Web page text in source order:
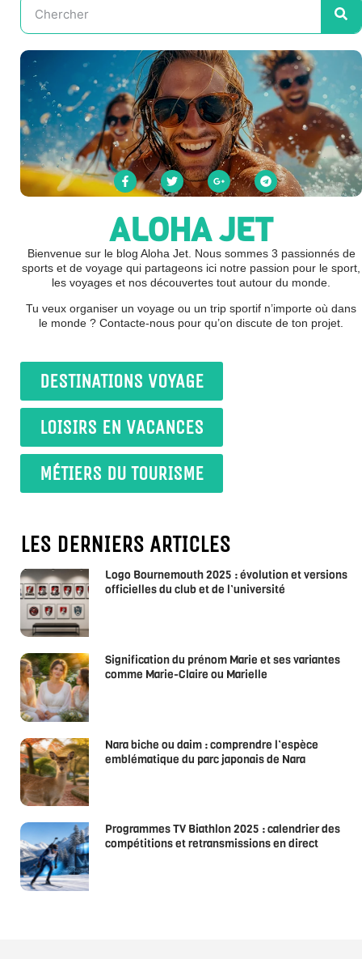
ALOHA JET
Bienvenue sur le blog Aloha Jet. Nous sommes 3 passionnés de
sports et de voyage qui partageons ici notre passion pour le sport,
les voyages et nos découvertes tout autour du monde.
Tu veux organiser un voyage ou un trip sportif n’importe où dans
le monde ? Contacte-nous pour qu’on discute de ton projet.
DESTINATIONS VOYAGE
LOISIRS EN VACANCES
MÉTIERS DU TOURISME
LES DERNIERS ARTICLES
Logo Bournemouth 2025 : évolution et versions
officielles du club et de l’université
Signification du prénom Marie et ses variantes
comme Marie-Claire ou Marielle
Nara biche ou daim : comprendre l’espèce
emblématique du parc japonais de Nara
Programmes TV Biathlon 2025 : calendrier des
compétitions et retransmissions en direct